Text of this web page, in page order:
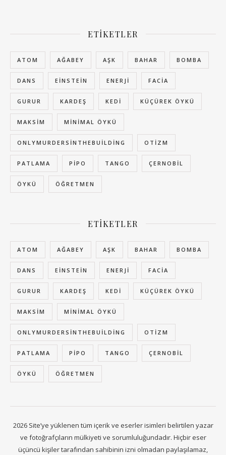
ETIKETLER
ATOM AĞABEY AŞK BAHAR BOMBA
DANS EINSTEIN ENERJI FACIA
GURUR KARDEŞ KEDI KÜÇÜREK ÖYKÜ
MAKSIM MINIMAL ÖYKÜ
ONLYMURDERSINTHEBUILDING OTIZM
PATLAMA PIPO TANGO ÇERNOBIL
ÖYKÜ ÖĞRETMEN
ETIKETLER
ATOM AĞABEY AŞK BAHAR BOMBA
DANS EINSTEIN ENERJI FACIA
GURUR KARDEŞ KEDI KÜÇÜREK ÖYKÜ
MAKSIM MINIMAL ÖYKÜ
ONLYMURDERSINTHEBUILDING OTIZM
PATLAMA PIPO TANGO ÇERNOBIL
ÖYKÜ ÖĞRETMEN
2026 Site’ye yüklenen tüm içerik ve eserler isimleri belirtilen yazar
ve fotoğrafçıların mülkiyeti ve sorumluluğundadır. Hiçbir eser
üçüncü kişiler tarafından sahibinin izni olmadan paylaşılamaz,